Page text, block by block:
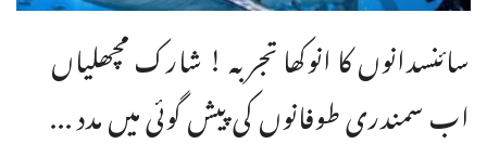
سائنسدانوں کا انوکھا تجربہ ! شارک مچھلیاں
اب سمندری طوفانوں کی پیش گوئی میں مدد ...